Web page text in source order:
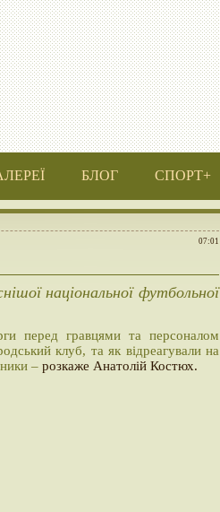
БЛОГ СПОРТ+
07:01
національної футбольної
перед гравцями та персоналом
клуб, та як відреагували на
– розкаже Анатолій Костюх.